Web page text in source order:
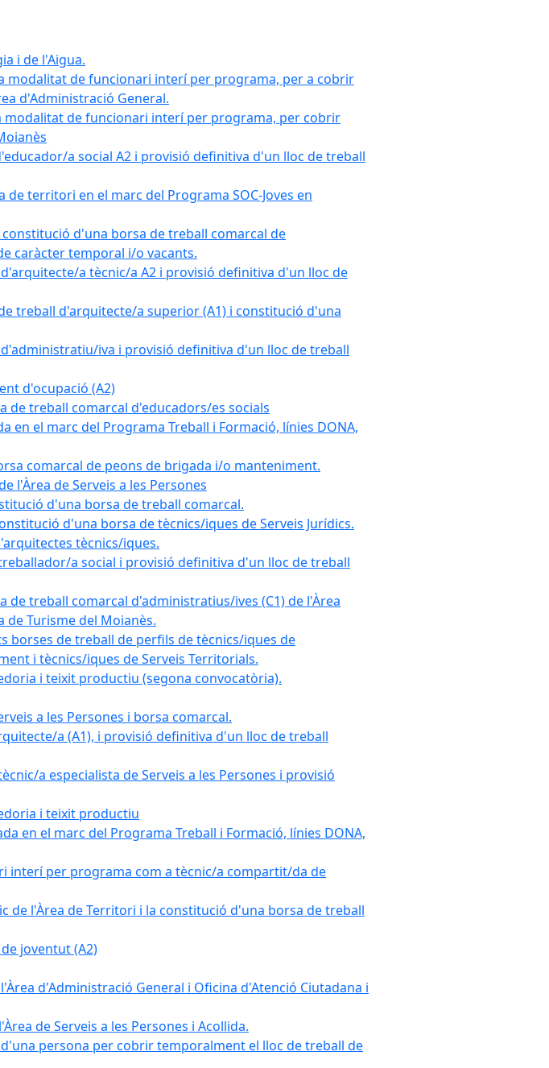
i de l'Aigua.
modalitat de funcionari interí per programa, per a cobrir
d'Administració General.
modalitat de funcionari interí per programa, per cobrir
a social A2 i provisió definitiva d'un lloc de treball
territori en el marc del Programa SOC-Joves en
d'una borsa de treball comarcal de
caràcter temporal i/o vacants.
a tècnic/a A2 i provisió definitiva d'un lloc de
treball d'arquitecte/a superior (A1) i constitució d'una
iva i provisió definitiva d'un lloc de treball
d'ocupació (A2)
de treball comarcal d'educadors/es socials
en el marc del Programa Treball i Formació, línies DONA,
comarcal de peons de brigada i/o manteniment.
l'Àrea de Serveis a les Persones
d'una borsa de treball comarcal.
d'una borsa de tècnics/iques de Serveis Jurídics.
tècnics/iques.
a social i provisió definitiva d'un lloc de treball
de treball comarcal d'administratius/ives (C1) de l'Àrea
de Turisme del Moianès.
borses de treball de perfils de tècnics/iques de
i tècnics/iques de Serveis Territorials.
i teixit productiu (segona convocatòria).
a les Persones i borsa comarcal.
a (A1), i provisió definitiva d'un lloc de treball
a especialista de Serveis a les Persones i provisió
i teixit productiu
en el marc del Programa Treball i Formació, línies DONA,
interí per programa com a tècnic/a compartit/da de
de l'Àrea de Territori i la constitució d'una borsa de treball
joventut (A2)
d'Administració General i Oficina d'Atenció Ciutadana i
de Serveis a les Persones i Acollida.
persona per cobrir temporalment el lloc de treball de